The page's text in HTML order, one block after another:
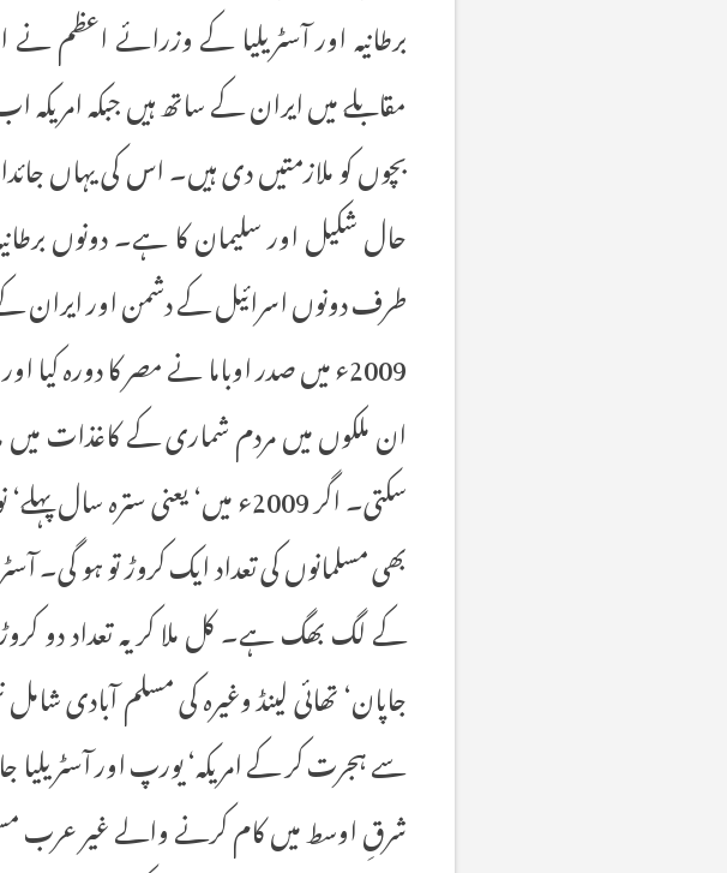
برطانیہ اور آسٹریلیا کے وزرائے اعظم نے
مقابلے میں ایران کے ساتھ ہیں جبکہ
بچوں کو ملازمتیں دی ہیں۔ اس کی یہاں
حال شکیل اور سلیمان کا ہے۔ دونوں
طرف دونوں اسرائیل کے دشمن اور ایران کے
2009ء میں صدر اوباما نے مصر کا دورہ کیا
ان ملکوں میں مردم شماری کے کاغذات میں
سکتی۔ اگر 2009ء میں‘ یعنی
بھی مسلمانوں کی تعداد ایک کروڑ تو ہو گی۔
کے لگ بھگ ہے۔ کل ملا کر یہ تعداد دو کروڑ
جاپان‘ تھائی لینڈ وغیرہ کی مسلم آبادی
سے ہجرت کر کے امریکہ‘ یورپ اور
شرقِ اوسط میں کام کرنے والے غیر عرب